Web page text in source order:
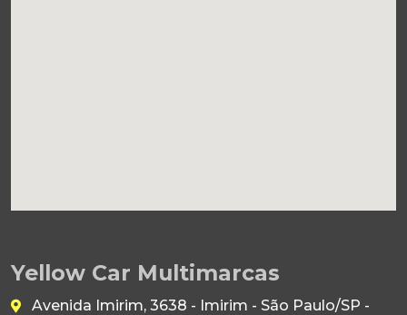
Yellow Car Multimarcas
Avenida Imirim, 3638 - Imirim - São Paulo/SP -